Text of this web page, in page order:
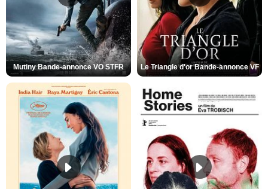
Mutiny Bande-annonce VO STFR Le Triangle d'or Bande-annonce VF